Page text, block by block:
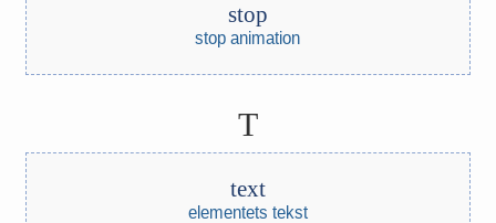
stop
stop animation
T
text
elementets tekst